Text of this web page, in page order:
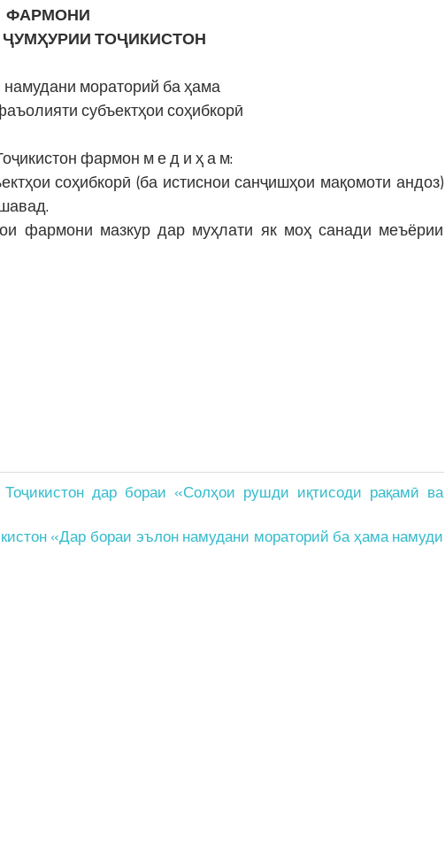
ФАРМОНИ
ТОҶИКИСТОН
мораторий ба ҳама
субъектҳои соҳибкорӣ
фармон м е д и ҳ а м:
соҳибкорӣ (ба истиснои санҷишҳои мақомоти андоз)
фармони мазкур дар муҳлати як моҳ санади меъёрии
дар бораи «Солҳои рушди иқтисоди рақамӣ ва
«Дар бораи эълон намудани мораторий ба ҳама намуди